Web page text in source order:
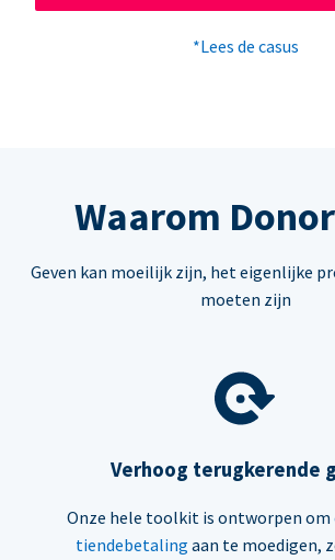
*Lees de casus
Waarom
Geven kan moeilijk zijn, het eigenlijke
moeten zijn
Verhoog terugkerende
Onze hele toolkit is ontworpen om
tiendebetaling aan te moedigen,